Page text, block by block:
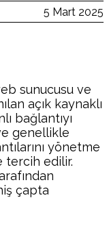
5 Mart 2025
sunucusu ve
açık kaynaklı
bağlantıyı
genellikle
yönetme
tercih edilir.
çapta